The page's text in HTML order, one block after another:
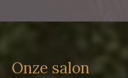
Onze salon